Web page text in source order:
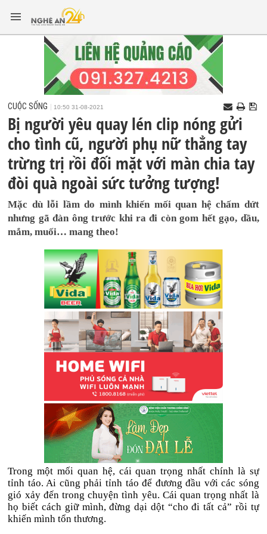
CUỘC SỐNG 10:50 31-08-2021
Bị người yêu quay lén clip nóng gửi
cho tình cũ, người phụ nữ thẳng tay
trừng trị rồi đối mặt với màn chia tay
đòi quà ngoài sức tưởng tượng!
Mặc dù lỗi lầm do mình khiến mối quan hệ chấm dứt
nhưng gã đàn ông trước khi ra đi còn gom hết gạo, dầu,
mắm, muối… mang theo!
Trong một mối quan hệ, cái quan trọng nhất chính là sự
tỉnh táo. Ai cũng phải tỉnh táo để đương đầu với các sóng
gió xảy đến trong chuyện tình yêu. Cái quan trọng nhất là
họ biết cách giữ mình, đừng dại dột “cho đi tất cả” rồi tự
khiến mình tổn thương.